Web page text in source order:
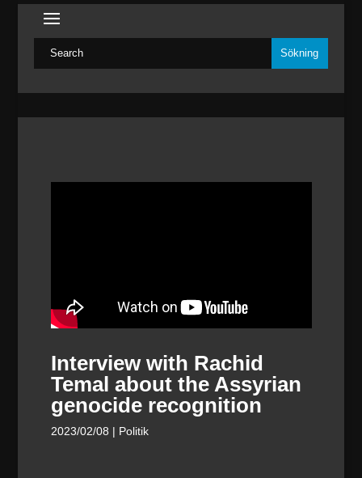
Interview with Rachid
Temal about the Assyrian
genocide recognition
2023/02/08 | Politik